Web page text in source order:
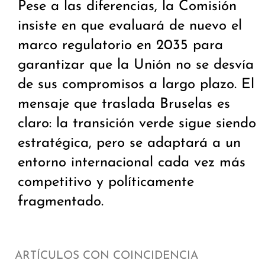
Pese a las diferencias, la Comisión
insiste en que evaluará de nuevo el
marco regulatorio en 2035 para
garantizar que la Unión no se desvía
de sus compromisos a largo plazo. El
mensaje que traslada Bruselas es
claro: la transición verde sigue siendo
estratégica, pero se adaptará a un
entorno internacional cada vez más
competitivo y políticamente
fragmentado.
ARTÍCULOS CON COINCIDENCIA